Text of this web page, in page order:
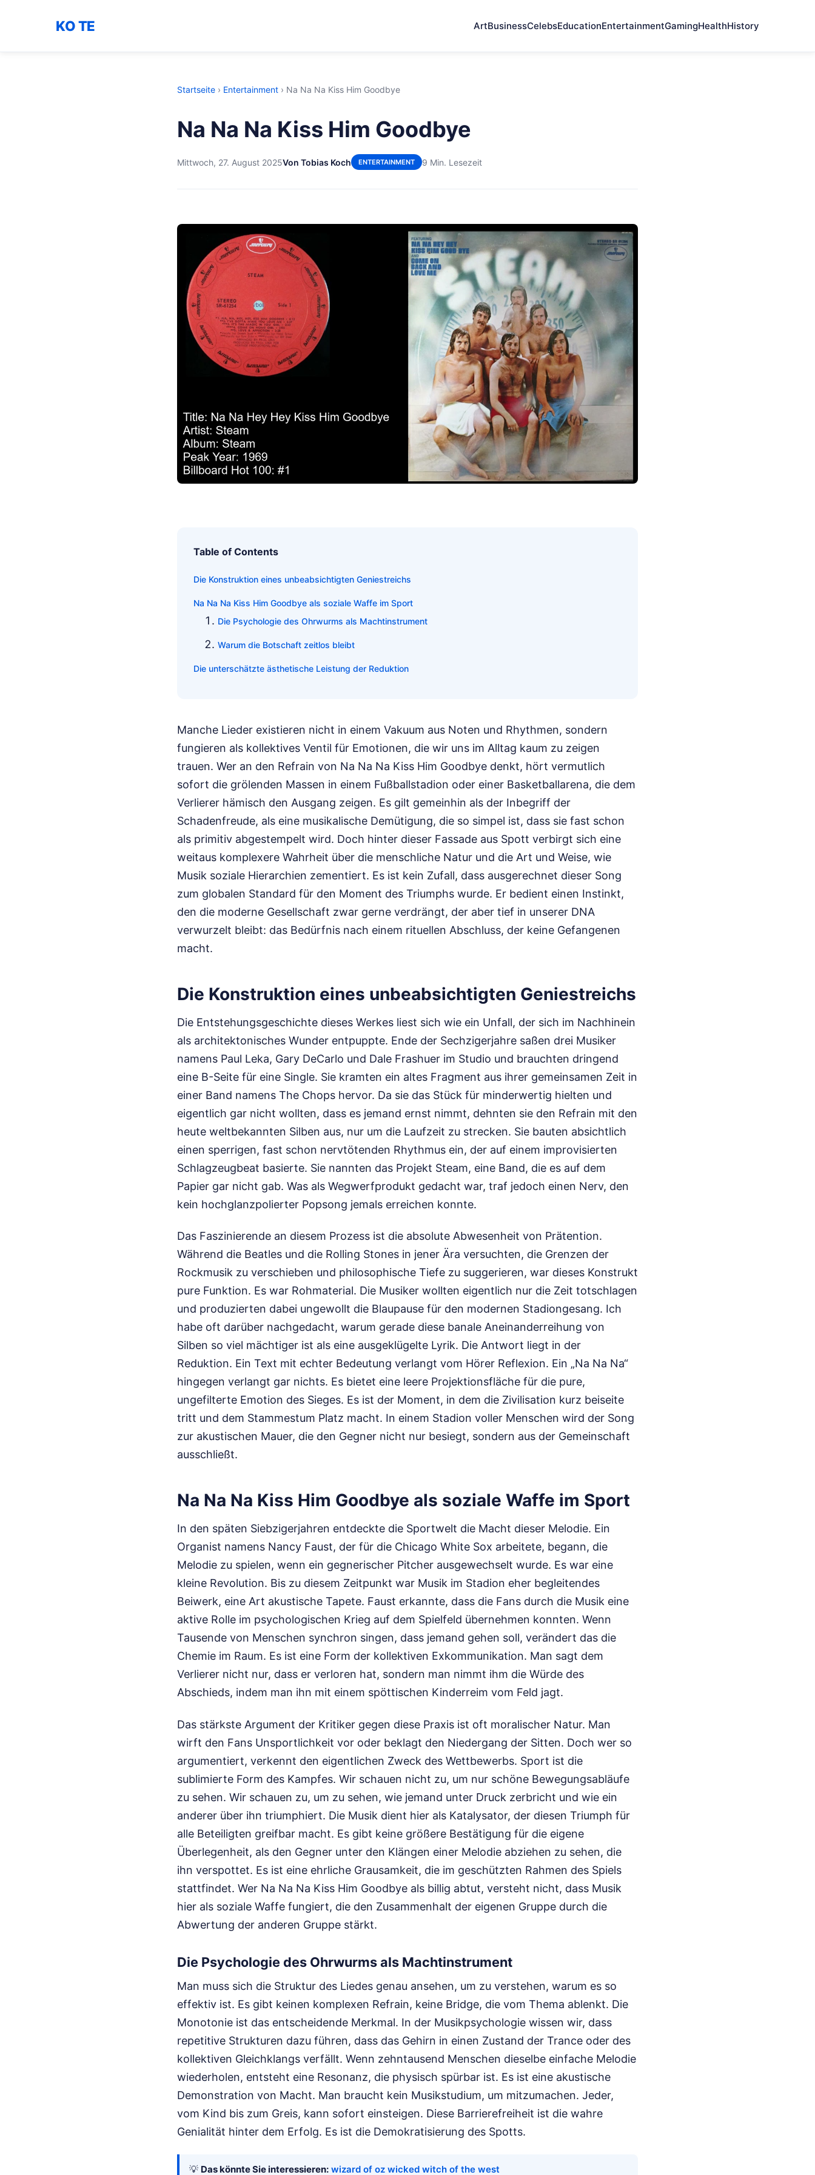
KO TE ArtBusinessCelebsEducationEntertainmentGamingHealthHistory
Startseite › Entertainment › Na Na Na Kiss Him Goodbye
Na Na Na Kiss Him Goodbye
Mittwoch, 27. August 2025Von Tobias Koch ENTERTAINMENT 9 Min. Lesezeit
Table of Contents
Die Konstruktion eines unbeabsichtigten Geniestreichs
Na Na Na Kiss Him Goodbye als soziale Waffe im Sport
Die Psychologie des Ohrwurms als Machtinstrument
Warum die Botschaft zeitlos bleibt
Die unterschätzte ästhetische Leistung der Reduktion
Manche Lieder existieren nicht in einem Vakuum aus Noten und Rhythmen, sondern
fungieren als kollektives Ventil für Emotionen, die wir uns im Alltag kaum zu zeigen
trauen. Wer an den Refrain von Na Na Na Kiss Him Goodbye denkt, hört vermutlich
sofort die grölenden Massen in einem Fußballstadion oder einer Basketballarena, die dem
Verlierer hämisch den Ausgang zeigen. Es gilt gemeinhin als der Inbegriff der
Schadenfreude, als eine musikalische Demütigung, die so simpel ist, dass sie fast schon
als primitiv abgestempelt wird. Doch hinter dieser Fassade aus Spott verbirgt sich eine
weitaus komplexere Wahrheit über die menschliche Natur und die Art und Weise, wie
Musik soziale Hierarchien zementiert. Es ist kein Zufall, dass ausgerechnet dieser Song
zum globalen Standard für den Moment des Triumphs wurde. Er bedient einen Instinkt,
den die moderne Gesellschaft zwar gerne verdrängt, der aber tief in unserer DNA
verwurzelt bleibt: das Bedürfnis nach einem rituellen Abschluss, der keine Gefangenen
macht.
Die Konstruktion eines unbeabsichtigten Geniestreichs
Die Entstehungsgeschichte dieses Werkes liest sich wie ein Unfall, der sich im Nachhinein
als architektonisches Wunder entpuppte. Ende der Sechzigerjahre saßen drei Musiker
namens Paul Leka, Gary DeCarlo und Dale Frashuer im Studio und brauchten dringend
eine B-Seite für eine Single. Sie kramten ein altes Fragment aus ihrer gemeinsamen Zeit in
einer Band namens The Chops hervor. Da sie das Stück für minderwertig hielten und
eigentlich gar nicht wollten, dass es jemand ernst nimmt, dehnten sie den Refrain mit den
heute weltbekannten Silben aus, nur um die Laufzeit zu strecken. Sie bauten absichtlich
einen sperrigen, fast schon nervtötenden Rhythmus ein, der auf einem improvisierten
Schlagzeugbeat basierte. Sie nannten das Projekt Steam, eine Band, die es auf dem
Papier gar nicht gab. Was als Wegwerfprodukt gedacht war, traf jedoch einen Nerv, den
kein hochglanzpolierter Popsong jemals erreichen konnte.
Das Faszinierende an diesem Prozess ist die absolute Abwesenheit von Prätention.
Während die Beatles und die Rolling Stones in jener Ära versuchten, die Grenzen der
Rockmusik zu verschieben und philosophische Tiefe zu suggerieren, war dieses Konstrukt
pure Funktion. Es war Rohmaterial. Die Musiker wollten eigentlich nur die Zeit totschlagen
und produzierten dabei ungewollt die Blaupause für den modernen Stadiongesang. Ich
habe oft darüber nachgedacht, warum gerade diese banale Aneinanderreihung von
Silben so viel mächtiger ist als eine ausgeklügelte Lyrik. Die Antwort liegt in der
Reduktion. Ein Text mit echter Bedeutung verlangt vom Hörer Reflexion. Ein „Na Na Na“
hingegen verlangt gar nichts. Es bietet eine leere Projektionsfläche für die pure,
ungefilterte Emotion des Sieges. Es ist der Moment, in dem die Zivilisation kurz beiseite
tritt und dem Stammestum Platz macht. In einem Stadion voller Menschen wird der Song
zur akustischen Mauer, die den Gegner nicht nur besiegt, sondern aus der Gemeinschaft
ausschließt.
Na Na Na Kiss Him Goodbye als soziale Waffe im Sport
In den späten Siebzigerjahren entdeckte die Sportwelt die Macht dieser Melodie. Ein
Organist namens Nancy Faust, der für die Chicago White Sox arbeitete, begann, die
Melodie zu spielen, wenn ein gegnerischer Pitcher ausgewechselt wurde. Es war eine
kleine Revolution. Bis zu diesem Zeitpunkt war Musik im Stadion eher begleitendes
Beiwerk, eine Art akustische Tapete. Faust erkannte, dass die Fans durch die Musik eine
aktive Rolle im psychologischen Krieg auf dem Spielfeld übernehmen konnten. Wenn
Tausende von Menschen synchron singen, dass jemand gehen soll, verändert das die
Chemie im Raum. Es ist eine Form der kollektiven Exkommunikation. Man sagt dem
Verlierer nicht nur, dass er verloren hat, sondern man nimmt ihm die Würde des
Abschieds, indem man ihn mit einem spöttischen Kinderreim vom Feld jagt.
Das stärkste Argument der Kritiker gegen diese Praxis ist oft moralischer Natur. Man
wirft den Fans Unsportlichkeit vor oder beklagt den Niedergang der Sitten. Doch wer so
argumentiert, verkennt den eigentlichen Zweck des Wettbewerbs. Sport ist die
sublimierte Form des Kampfes. Wir schauen nicht zu, um nur schöne Bewegungsabläufe
zu sehen. Wir schauen zu, um zu sehen, wie jemand unter Druck zerbricht und wie ein
anderer über ihn triumphiert. Die Musik dient hier als Katalysator, der diesen Triumph für
alle Beteiligten greifbar macht. Es gibt keine größere Bestätigung für die eigene
Überlegenheit, als den Gegner unter den Klängen einer Melodie abziehen zu sehen, die
ihn verspottet. Es ist eine ehrliche Grausamkeit, die im geschützten Rahmen des Spiels
stattfindet. Wer Na Na Na Kiss Him Goodbye als billig abtut, versteht nicht, dass Musik
hier als soziale Waffe fungiert, die den Zusammenhalt der eigenen Gruppe durch die
Abwertung der anderen Gruppe stärkt.
Die Psychologie des Ohrwurms als Machtinstrument
Man muss sich die Struktur des Liedes genau ansehen, um zu verstehen, warum es so
effektiv ist. Es gibt keinen komplexen Refrain, keine Bridge, die vom Thema ablenkt. Die
Monotonie ist das entscheidende Merkmal. In der Musikpsychologie wissen wir, dass
repetitive Strukturen dazu führen, dass das Gehirn in einen Zustand der Trance oder des
kollektiven Gleichklangs verfällt. Wenn zehntausend Menschen dieselbe einfache Melodie
wiederholen, entsteht eine Resonanz, die physisch spürbar ist. Es ist eine akustische
Demonstration von Macht. Man braucht kein Musikstudium, um mitzumachen. Jeder,
vom Kind bis zum Greis, kann sofort einsteigen. Diese Barrierefreiheit ist die wahre
Genialität hinter dem Erfolg. Es ist die Demokratisierung des Spotts.
💡 Das könnte Sie interessieren: wizard of oz wicked witch of the west